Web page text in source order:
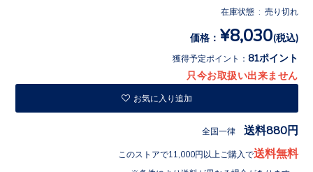
在庫状態 : 売り切れ
価格： ¥8,030(税込)
獲得予定ポイント： 81ポイント
只今お取扱い出来ません
お気に入り追加
全国一律 送料880円
このストアで11,000円以上ご購入で送料無料